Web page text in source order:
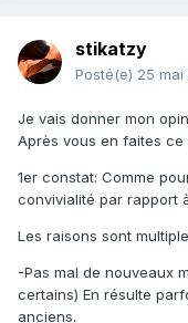
stikatzy
Posté(e) 25 mai
Je vais donner mon
Après vous en faites ce
1er constat: Comme
convivialité par rapport
Les raisons sont
-Pas mal de nouveaux
certains) En résulte
anciens.